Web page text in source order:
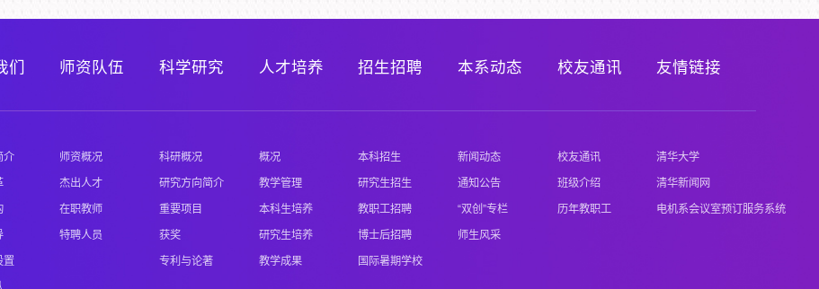
们
介
置
师资队伍
师资概况
杰出人才
在职教师
特聘人员
科学研究
科研概况
研究方向简介
重要项目
获奖
专利与论著
人才培养
概况
教学管理
本科生培养
研究生培养
教学成果
招生招聘
本科招生
研究生招生
教职工招聘
博士后招聘
国际暑期学校
本系动态
新闻动态
通知公告
“双创”专栏
师生风采
校友通讯
校友通讯
班级介绍
历年教职工
友情链接
清华大学
清华新闻网
电机系会议室预订服务系统